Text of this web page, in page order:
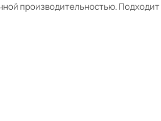
производительностью. Подходит